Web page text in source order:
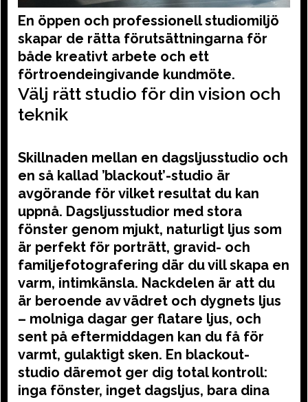
En öppen och professionell studiomiljö
skapar de rätta förutsättningarna för
både kreativt arbete och ett
förtroendeingivande kundmöte.
Välj rätt studio för din vision och
teknik
Skillnaden mellan en dagsljusstudio och
en så kallad ’blackout’-studio är
avgörande för vilket resultat du kan
uppnå. Dagsljusstudior med stora
fönster genom mjukt, naturligt ljus som
är perfekt för porträtt, gravid- och
familjefotografering där du vill skapa en
varm, intimkänsla. Nackdelen är att du
är beroende av vädret och dygnets ljus
– molniga dagar ger flatare ljus, och
sent på eftermiddagen kan du få för
varmt, gulaktigt sken. En blackout-
studio däremot ger dig total kontroll:
inga fönster, inget dagsljus, bara dina